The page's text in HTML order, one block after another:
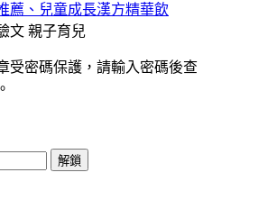
薦、兒童成長漢方精華飲
文 親子育兒
受密碼保護，請輸入密碼後查
解鎖